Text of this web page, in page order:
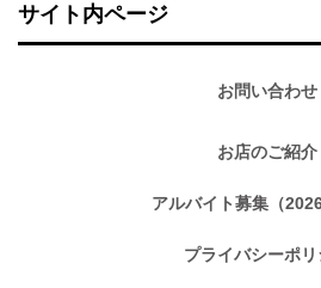
サイト内ページ
お問い合わせ
お店のご紹介
アルバイト募集（2026
プライバシーポ